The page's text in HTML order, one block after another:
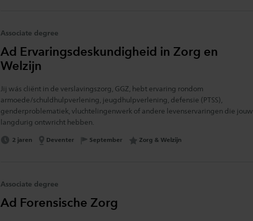
Ad Ervaringsdeskundigheid in Zorg en
Welzijn
Associate degree
Jij wás cliënt in de verslavingszorg, GGZ, hebt ervaring rondom
armoede/schuldhulpverlening, jeugdhulpverlening, defensie (PTSS),
genderproblematiek, vluchtelingenwerk of andere levenservaringen die jouw
langdurig ontwricht hebben.
Opleidingsduur:
2 jaren Locatie:
Deventer Opleidingsstart:
September Interessegebied:
Zorg & Welzijn
Ad Forensische Zorg
Associate degree